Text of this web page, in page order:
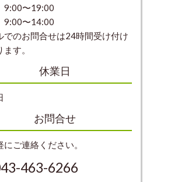
〜19:00
〜14:00
でのお問合せは24時間受け付け
す。
休業日
お問合せ
にご連絡ください。
463-6266